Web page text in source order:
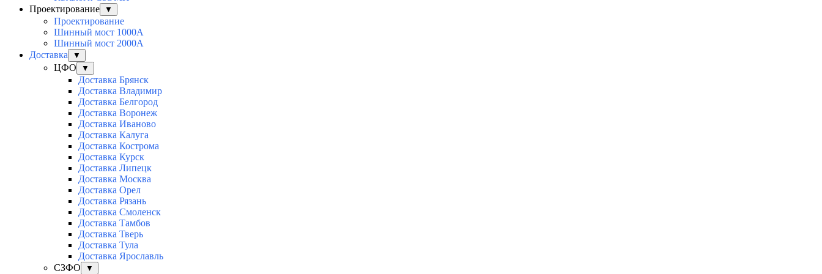
Проектирование
▼
Проектирование
Шинный мост 1000А
Шинный мост 2000А
Доставка
▼
ЦФО ▼
Доставка Брянск
Доставка Владимир
Доставка Белгород
Доставка Воронеж
Доставка Иваново
Доставка Калуга
Доставка Кострома
Доставка Курск
Доставка Липецк
Доставка Москва
Доставка Орел
Доставка Рязань
Доставка Смоленск
Доставка Тамбов
Доставка Тверь
Доставка Тула
Доставка Ярославль
СЗФО
▼